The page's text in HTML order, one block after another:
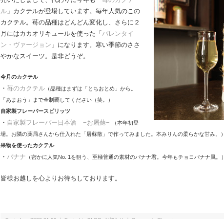
ル 」カクテルが登場しています。毎年人気のこの
カクテル。苺の品種はどんどん変化し、さらに２
月にはカカオリキュールを使った「 バレンタイ
ン・ヴァージョン 」になります。寒い季節のささ
やかなスイーツ。是非どうぞ。
今月のカクテル
・ 苺のカクテル （品種はまずは「とちおとめ」から。
「あまおう」まで全制覇してください（笑。）
自家製フレーバースピリッツ
・ 自家製フレーバー日本酒 −お屠蘇−
（本年初登
場。お隣の薬局さんから仕入れた「屠蘇散」で作ってみました。本みりんの柔らかな甘み。）
果物を使ったカクテル
・ バナナ （密かに人気No. 1を狙う、至極普通の素材のバナナ君。今年もチョコバナナ風。）
皆様お越しを心よりお待ちしております。